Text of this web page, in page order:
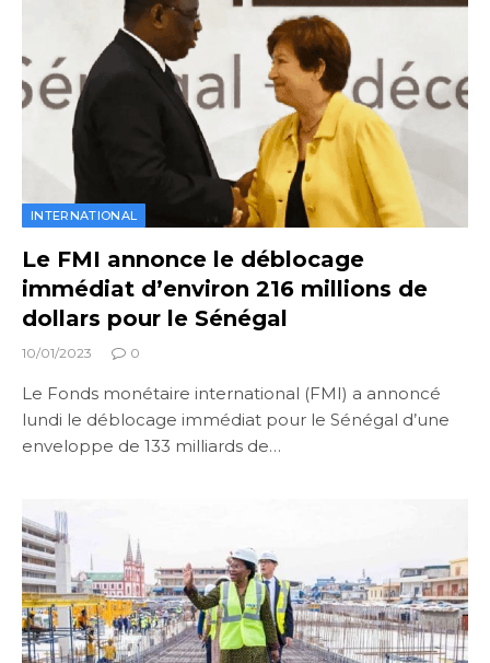
INTERNATIONAL
Le FMI annonce le déblocage
immédiat d’environ 216 millions de
dollars pour le Sénégal
10/01/2023 0
Le Fonds monétaire international (FMI) a annoncé
lundi le déblocage immédiat pour le Sénégal d’une
enveloppe de 133 milliards de…